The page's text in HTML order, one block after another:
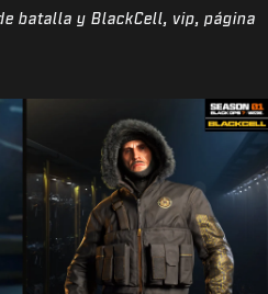
batalla y BlackCell, vip, página